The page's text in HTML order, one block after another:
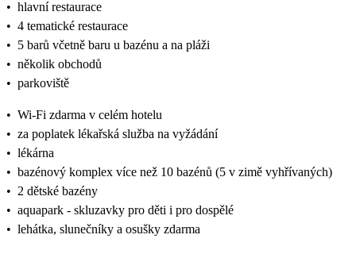
• hlavní restaurace
• 4 tematické restaurace
• 5 barů včetně baru u bazénu a na pláži
• několik obchodů
• parkoviště
• Wi-Fi zdarma v celém hotelu
• za poplatek lékařská služba na vyžádání
• lékárna
• bazénový komplex více než 10 bazénů (5 v zimě vyhřívaných)
• 2 dětské bazény
• aquapark - skluzavky pro děti i pro dospělé
• lehátka, slunečníky a osušky zdarma